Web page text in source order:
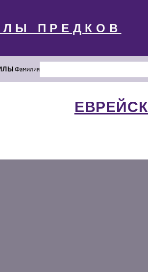
ПРЕДКОВ
Фамилия